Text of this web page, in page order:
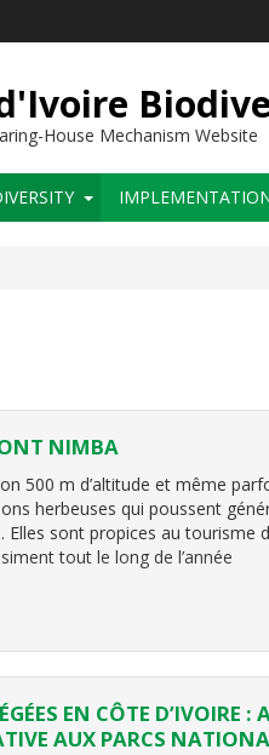
House Mechanism Website
NIMBA
500 m d’altitude et même
herbeuses qui poussent
sont propices au tourisme
tout le long de l’année
EN CÔTE D’IVOIRE :
AUX PARCS